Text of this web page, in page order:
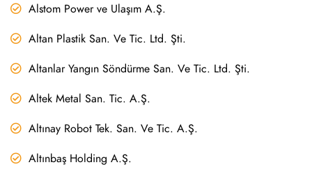
Alstom Power ve Ulaşım A.Ş.
Altan Plastik San. Ve Tic. Ltd. Şti.
Altanlar Yangın Söndürme San. Ve Tic. Ltd. Şti.
Altek Metal San. Tic. A.Ş.
Altınay Robot Tek. San. Ve Tic. A.Ş.
Altınbaş Holding A.Ş.